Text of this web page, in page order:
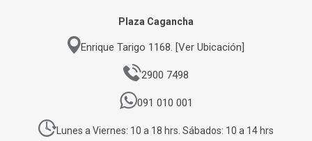
Plaza Cagancha
Enrique Tarigo 1168. [Ver Ubicación]
2900 7498
091 010 001
Lunes a Viernes: 10 a 18 hrs. Sábados: 10 a 14 hrs